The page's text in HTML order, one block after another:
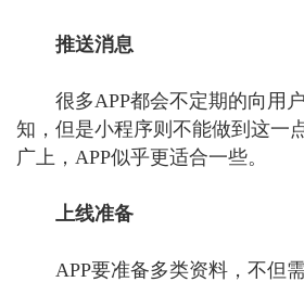
推送消息
很多APP都会不定期的向用户
知，但是小程序则不能做到这一
广上，APP似乎更适合一些。
上线准备
APP要准备多类资料，不但需